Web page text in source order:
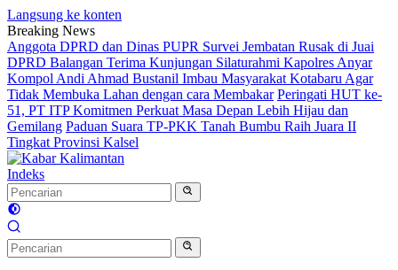
Langsung ke konten
Breaking News
Anggota DPRD dan Dinas PUPR Survei Jembatan Rusak di Juai
DPRD Balangan Terima Kunjungan Silaturahmi Kapolres Anyar
Kompol Andi Ahmad Bustanil Imbau Masyarakat Kotabaru Agar
Tidak Membuka Lahan dengan cara Membakar Peringati HUT ke-
51, PT ITP Komitmen Perkuat Masa Depan Lebih Hijau dan
Gemilang Paduan Suara TP-PKK Tanah Bumbu Raih Juara II
Tingkat Provinsi Kalsel
Indeks